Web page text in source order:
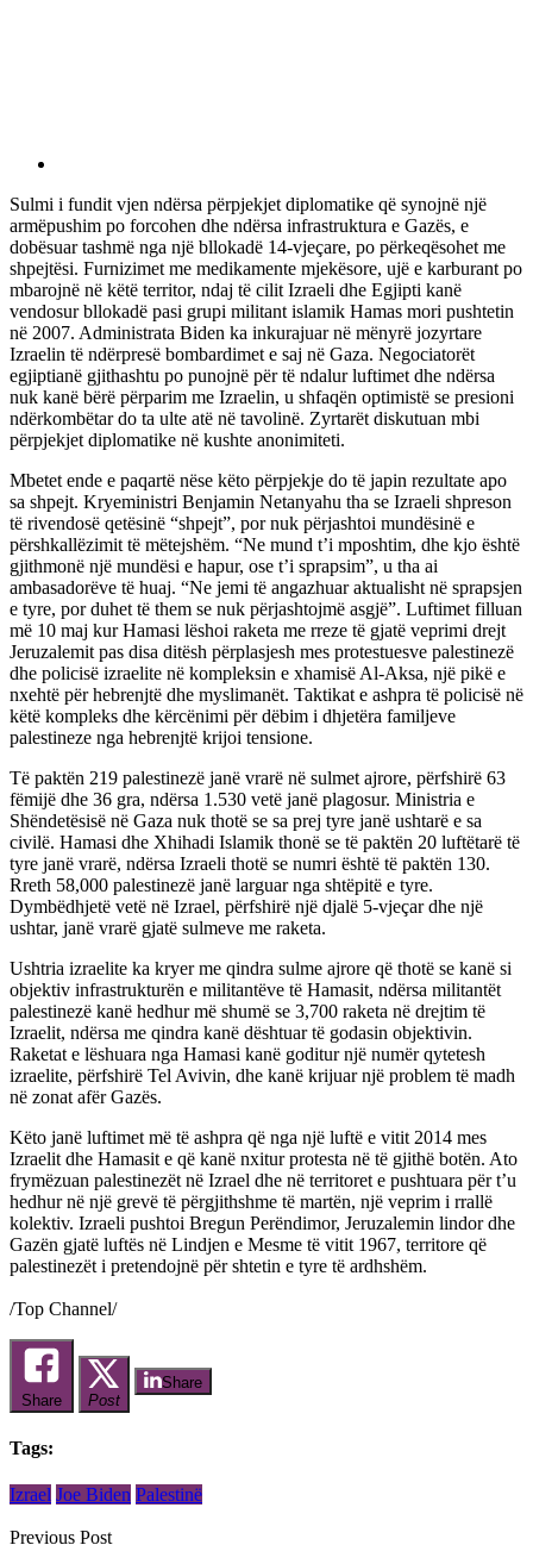
Sulmi i fundit vjen ndërsa përpjekjet diplomatike që synojnë një
armëpushim po forcohen dhe ndërsa infrastruktura e Gazës, e
dobësuar tashmë nga një bllokadë 14-vjeçare, po përkeqësohet me
shpejtësi. Furnizimet me medikamente mjekësore, ujë e karburant po
mbarojnë në këtë territor, ndaj të cilit Izraeli dhe Egjipti kanë
vendosur bllokadë pasi grupi militant islamik Hamas mori pushtetin
në 2007. Administrata Biden ka inkurajuar në mënyrë jozyrtare
Izraelin të ndërpresë bombardimet e saj në Gaza. Negociatorët
egjiptianë gjithashtu po punojnë për të ndalur luftimet dhe ndërsa
nuk kanë bërë përparim me Izraelin, u shfaqën optimistë se presioni
ndërkombëtar do ta ulte atë në tavolinë. Zyrtarët diskutuan mbi
përpjekjet diplomatike në kushte anonimiteti.
Mbetet ende e paqartë nëse këto përpjekje do të japin rezultate apo
sa shpejt. Kryeministri Benjamin Netanyahu tha se Izraeli shpreson
të rivendosë qetësinë “shpejt”, por nuk përjashtoi mundësinë e
përshkallëzimit të mëtejshëm. “Ne mund t’i mposhtim, dhe kjo është
gjithmonë një mundësi e hapur, ose t’i sprapsim”, u tha ai
ambasadorëve të huaj. “Ne jemi të angazhuar aktualisht në sprapsjen
e tyre, por duhet të them se nuk përjashtojmë asgjë”. Luftimet filluan
më 10 maj kur Hamasi lëshoi raketa me rreze të gjatë veprimi drejt
Jeruzalemit pas disa ditësh përplasjesh mes protestuesve palestinezë
dhe policisë izraelite në kompleksin e xhamisë Al-Aksa, një pikë e
nxehtë për hebrenjtë dhe myslimanët. Taktikat e ashpra të policisë në
këtë kompleks dhe kërcënimi për dëbim i dhjetëra familjeve
palestineze nga hebrenjtë krijoi tensione.
Të paktën 219 palestinezë janë vrarë në sulmet ajrore, përfshirë 63
fëmijë dhe 36 gra, ndërsa 1.530 vetë janë plagosur. Ministria e
Shëndetësisë në Gaza nuk thotë se sa prej tyre janë ushtarë e sa
civilë. Hamasi dhe Xhihadi Islamik thonë se të paktën 20 luftëtarë të
tyre janë vrarë, ndërsa Izraeli thotë se numri është të paktën 130.
Rreth 58,000 palestinezë janë larguar nga shtëpitë e tyre.
Dymbëdhjetë vetë në Izrael, përfshirë një djalë 5-vjeçar dhe një
ushtar, janë vrarë gjatë sulmeve me raketa.
Ushtria izraelite ka kryer me qindra sulme ajrore që thotë se kanë si
objektiv infrastrukturën e militantëve të Hamasit, ndërsa militantët
palestinezë kanë hedhur më shumë se 3,700 raketa në drejtim të
Izraelit, ndërsa me qindra kanë dështuar të godasin objektivin.
Raketat e lëshuara nga Hamasi kanë goditur një numër qytetesh
izraelite, përfshirë Tel Avivin, dhe kanë krijuar një problem të madh
në zonat afër Gazës.
Këto janë luftimet më të ashpra që nga një luftë e vitit 2014 mes
Izraelit dhe Hamasit e që kanë nxitur protesta në të gjithë botën. Ato
frymëzuan palestinezët në Izrael dhe në territoret e pushtuara për t’u
hedhur në një grevë të përgjithshme të martën, një veprim i rrallë
kolektiv. Izraeli pushtoi Bregun Perëndimor, Jeruzalemin lindor dhe
Gazën gjatë luftës në Lindjen e Mesme të vitit 1967, territore që
palestinezët i pretendojnë për shtetin e tyre të ardhshëm.
/Top Channel/
Share Post
Share
Tags:
Izrael Joe Biden Palestinë
Previous Post